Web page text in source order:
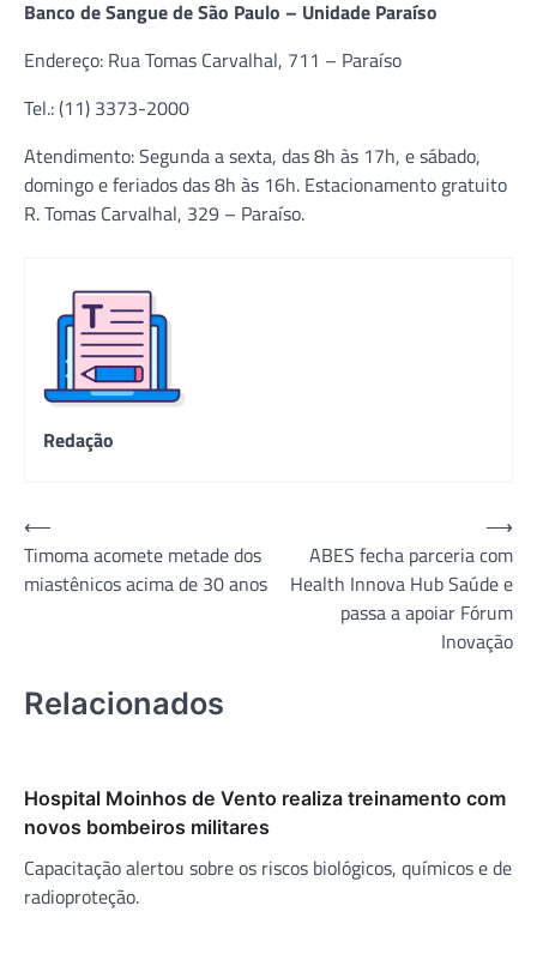
Banco de Sangue de São Paulo – Unidade Paraíso
Endereço: Rua Tomas Carvalhal, 711 – Paraíso
Tel.: (11) 3373-2000
Atendimento: Segunda a sexta, das 8h às 17h, e sábado,
domingo e feriados das 8h às 16h. Estacionamento gratuito
R. Tomas Carvalhal, 329 – Paraíso.
Redação
Navegação
de
Post
⟵
Timoma acomete metade dos
miastênicos acima de 30 anos
ABES fecha parceria com
Health Innova Hub Saúde e
passa a apoiar Fórum
Inovação
⟶
Relacionados
Hospital Moinhos de Vento realiza treinamento com
novos bombeiros militares
Capacitação alertou sobre os riscos biológicos, químicos e de
radioproteção.